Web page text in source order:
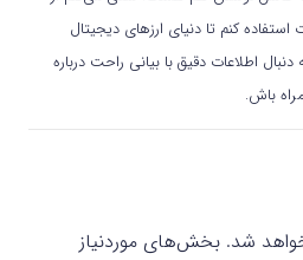
کنم تا دنیای ارزهای دیجیتال
اطلاعات دقیق با بیانی راحت درباره
باش.
شد. بخش‌های موردنیاز